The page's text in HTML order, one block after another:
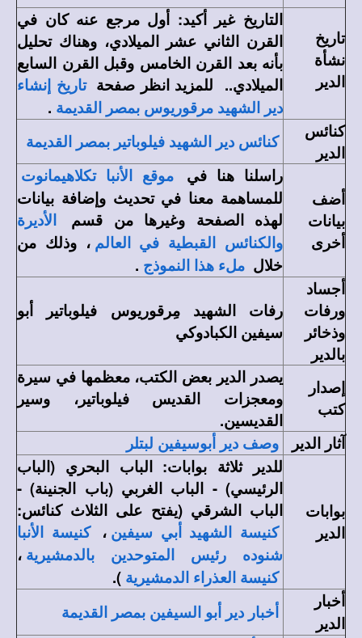
تاريخ
نشأة
الدير
التاريخ غير أكيد: أول مرجع عنه كان في
القرن الثاني عشر الميلادي، وهناك تحليل
بأنه بعد القرن الخامس وقبل القرن السابع
الميلادي.. للمزيد انظر صفحة
تاريخ إنشاء
دير الشهيد مرقوريوس بمصر القديمة .
كنائس
الدير
كنائس دير الشهيد فيلوباتير بمصر القديمة
أضف
بيانات
أخرى
راسلنا هنا في موقع الأنبا تكلاهيمانوت
للمساهمة معنا في تحديث وإضافة بيانات
لهذه الصفحة وغيرها من قسم
الأديرة
والكنائس القبطية في العالم ، وذلك من
خلال ملء هذا النموذج .
أجساد
ورفات
وذخائر
بالدير
رفات الشهيد مِرقوريوس فيلوباتير أبو
سيفين الكبادوكي
إصدار
كتب
يصدر الدير بعض الكتب، معظمها في سيرة
ومعجزات القديس فيلوباتير، وسير
القديسين.
آثار الدير
وصف دير أبوسيفين لبتلر
بوابات
الدير
للدير ثلاثة بوابات: الباب البحري (الباب
الرئيسي) - الباب الغربي (باب الجنينة) -
الباب الشرقي (يفتح على الثلاث كنائس:
كنيسة الشهيد أبي سيفين ،
كنيسة الأنبا
شنوده رئيس المتوحدين بالدمشيرية ،
كنيسة العذراء الدمشيرية ).
أخبار
الدير
أخبار دير أبو السيفين بمصر القديمة